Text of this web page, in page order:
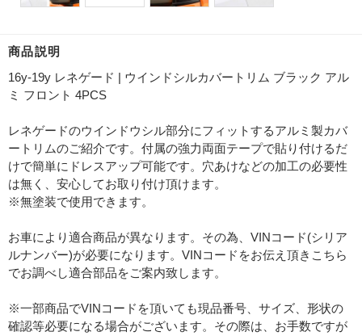
商品説明
16y-19y レネゲード | ウインドシルカバートリム ブラック アル
ミ フロント 4PCS
レネゲードのウインドウシル部分にフィットするアルミ製カバ
ートリムのご紹介です。付属の強力両面テープで貼り付けるだ
けで簡単にドレスアップ可能です。穴あけなどの加工の必要性
は無く、安心してお取り付け頂けます。
※無塗装で使用できます。
お車により適合商品が異なります。その為、VINコード(シリア
ルナンバー)が必要になります。VINコードをお伝え頂きこちら
でお調べし適合部品をご案内致します。
※一部商品でVINコードを頂いても現品番号、サイズ、形状の
確認等必要になる場合がございます。その際は、お手数ですが